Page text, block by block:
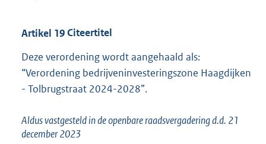
Artikel 19Citeertitel
Deze verordening wordt aangehaald als:
“Verordening bedrijveninvesteringszone Haagdijken
- Tolbrugstraat 2024-2028”.
Aldus vastgesteld in de openbare raadsvergadering d.d. 21
december 2023